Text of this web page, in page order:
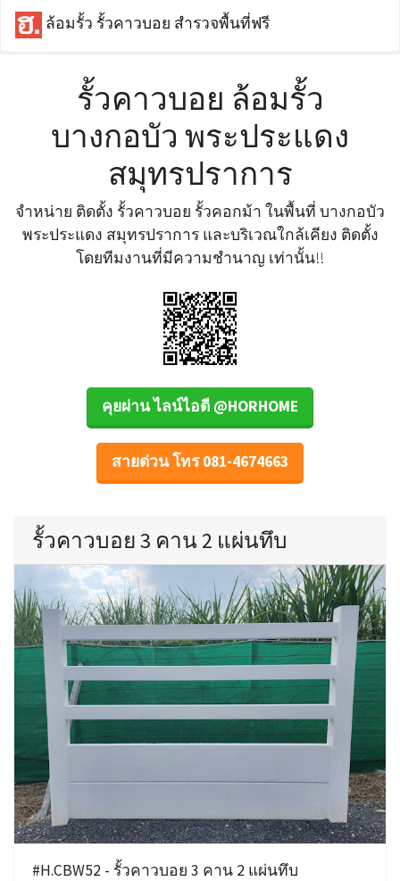
ล้อมรั้ว รั้วคาวบอย สำรวจพื้นที่ฟรี
รั้วคาวบอย ล้อมรั้ว
บางกอบัว พระประแดง
สมุทรปราการ
จำหน่าย ติดตั้ง รั้วคาวบอย รั้วคอกม้า ในพื้นที่ บางกอบัว
พระประแดง สมุทรปราการ และบริเวณใกล้เคียง ติดตั้ง
โดยทีมงานที่มีความชำนาญ เท่านั้น!!
คุยผ่าน ไลน์ไอดี @HORHOME
สายด่วน โทร 081-4674663
รั้วคาวบอย 3 คาน 2 แผ่นทึบ
#H.CBW52 - รั้วคาวบอย 3 คาน 2 แผ่นทึบ